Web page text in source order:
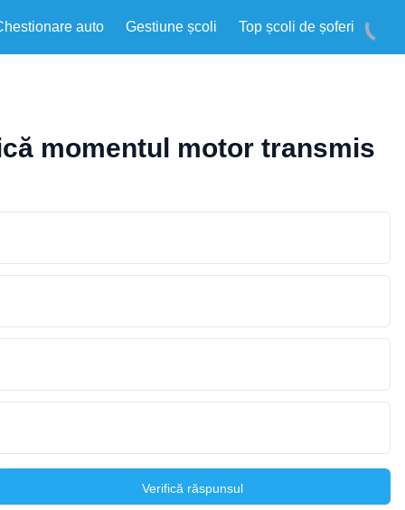
auto Gestiune școli Top școli de șoferi
momentul motor transmis
Verifică răspunsul